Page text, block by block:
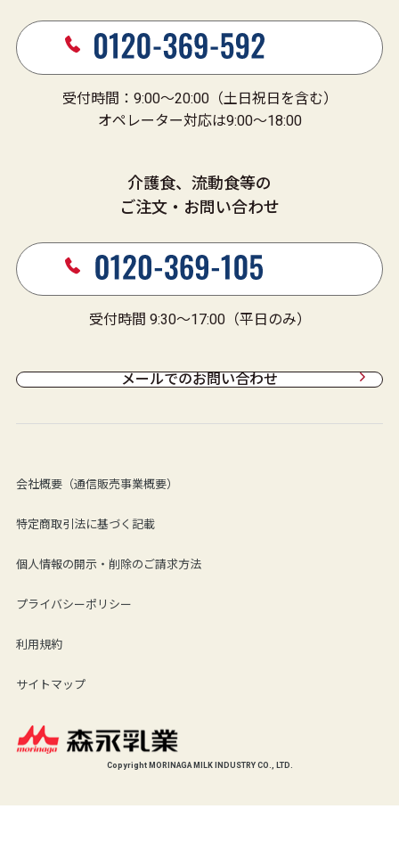
栄養成分特長
栄養成分マークの説明
詳しい栄養成分
/1パック（220g）
製造日より180日
(在庫状況により賞味期限が短くなる場合があります)
受付時間：9:00～20:00（土日祝日を含む）
オペレーター対応は9:00～18:00
介護食、流動食等の
ご注文・お問い合わせ
受付時間 9:30～17:00（平日のみ）
メールでのお問い合わせ
会社概要（通信販売事業概要）
特定商取引法に基づく記載
個人情報の開示・削除のご請求方法
プライバシーポリシー
利用規約
サイトマップ
Copyright MORINAGA MILK INDUSTRY CO., LTD.